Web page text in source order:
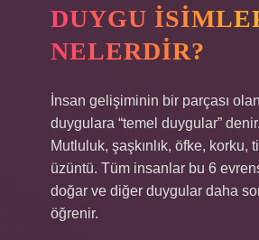
DUYGU
NELERDIR?
İnsan gelişiminin bir parçası
duygulara “temel duygular”
Mutluluk, şaşkınlık, öfke, korku,
üzüntü. Tüm insanlar bu 6
doğar ve diğer duygular daha
öğrenir.